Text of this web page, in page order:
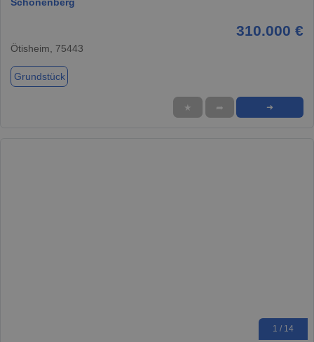
Schönenberg
310.000 €
Ötisheim, 75443
Grundstück
★ ➦ ➜
1 / 14